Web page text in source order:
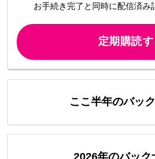
お手続き完了と同時に配信済み
定期購読
ここ半年のバッ
2026年のバック